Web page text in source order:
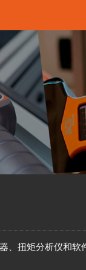
、扭矩分析仪和软